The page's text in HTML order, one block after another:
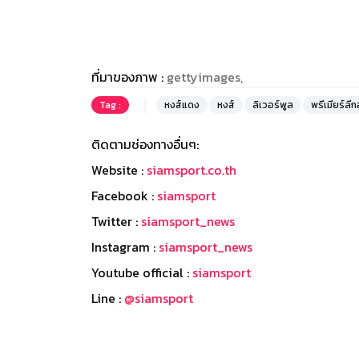
ที่มาของภาพ : gettyimages,
Tag : หงส์แดง หงส์ ลิเวอร์พูล พรีเมียร์ลี
ติดตามช่องทางอื่นๆ:
Website : siamsport.co.th
Facebook : siamsport
Twitter : siamsport_news
Instagram : siamsport_news
Youtube official : siamsport
Line : @siamsport